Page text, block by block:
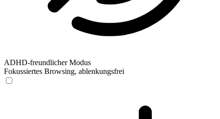
ADHD-freundlicher Modus
Fokussiertes Browsing, ablenkungsfrei